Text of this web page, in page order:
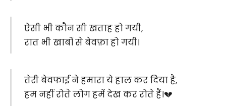
ऐसी भी कौन सी खताह हो गयी,
रात भी खाबों से बेवफ़ा हो गयी।
तेरी बेवफाई ने हमारा ये हाल कर दिया है,
हम नहीं रोते लोग हमें देख कर रोते हैं।💔